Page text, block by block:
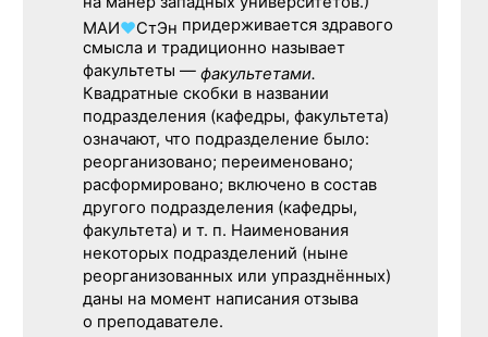
МАИ♥СтЭн придерживается здравого
смысла и традиционно называет
факультеты — факультетами.
Квадратные скобки в названии
подразделения (кафедры, факультета)
означают, что подразделение было:
реорганизовано; переименовано;
расформировано; включено в состав
другого подразделения (кафедры,
факультета) и т. п. Наименования
некоторых подразделений (ныне
реорганизованных или упразднённых)
даны на момент написания отзыва
о преподавателе.